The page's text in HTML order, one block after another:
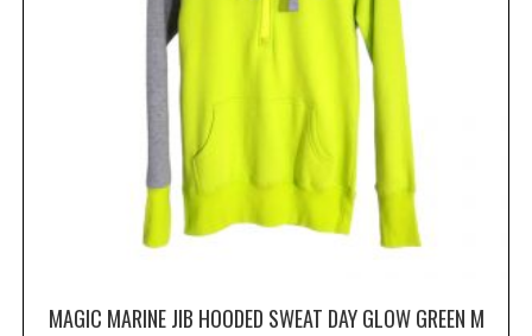
MAGIC MARINE JIB HOODED SWEAT DAY GLOW GREEN M